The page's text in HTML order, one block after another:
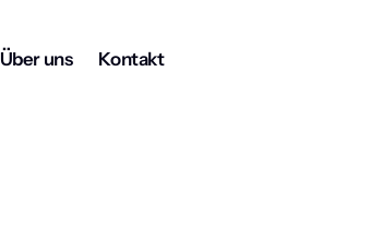
Über uns Kontakt